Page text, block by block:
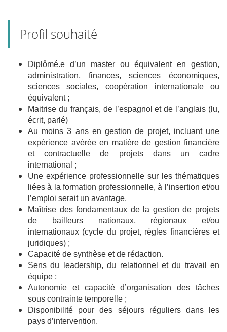
Profil souhaité
Diplômé.e d’un master ou équivalent en gestion,
administration, finances, sciences économiques,
sciences sociales, coopération internationale ou
équivalent ;
Maitrise du français, de l’espagnol et de l’anglais (lu,
écrit, parlé)
Au moins 3 ans en gestion de projet, incluant une
expérience avérée en matière de gestion financière
et contractuelle de projets dans un cadre
international ;
Une expérience professionnelle sur les thématiques
liées à la formation professionnelle, à l’insertion et/ou
l’emploi serait un avantage.
Maîtrise des fondamentaux de la gestion de projets
de bailleurs nationaux, régionaux et/ou
internationaux (cycle du projet, règles financières et
juridiques) ;
Capacité de synthèse et de rédaction.
Sens du leadership, du relationnel et du travail en
équipe ;
Autonomie et capacité d’organisation des tâches
sous contrainte temporelle ;
Disponibilité pour des séjours réguliers dans les
pays d’intervention.